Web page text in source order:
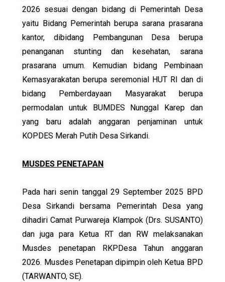
2026 sesuai dengan bidang di Pemerintah Desa
yaitu Bidang Pemerintah berupa sarana prasarana
kantor, dibidang Pembangunan Desa berupa
penanganan stunting dan kesehatan, sarana
prasarana umum. Kemudian bidang Pembinaan
Kemasyarakatan berupa seremonial HUT RI dan di
bidang Pemberdayaan Masyarakat berupa
permodalan untuk BUMDES Nunggal Karep dan
yang baru adalah anggaran penjaminan untuk
KOPDES Merah Putih Desa Sirkandi.
MUSDES PENETAPAN
Pada hari senin tanggal 29 September 2025 BPD
Desa Sirkandi bersama Pemerintah Desa yang
dihadiri Camat Purwareja Klampok (Drs. SUSANTO)
dan juga para Ketua RT dan RW melaksanakan
Musdes penetapan RKPDesa Tahun anggaran
2026. Musdes Penetapan dipimpin oleh Ketua BPD
(TARWANTO, SE).